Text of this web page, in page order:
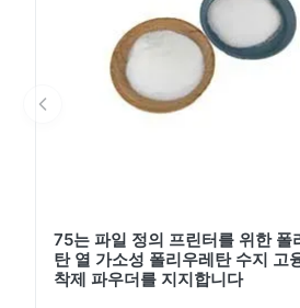
밀도 ASTM D-792 1.20±0.02g/
95~115℃ 용융 지수 ASTM D-1238
75는 파일 정의 프린터를 위한 폴
탄 열 가소성 폴리우레탄 수지 고
착제 파우더를 지지합니다